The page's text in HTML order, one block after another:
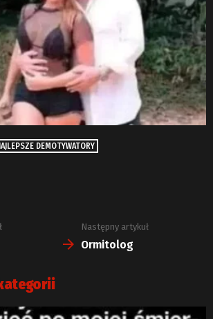
DEMOTYWATORY
Następny artykuł
Ormitolog